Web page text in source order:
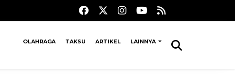
OLAHRAGA TAKSU ARTIKEL LAINNYA